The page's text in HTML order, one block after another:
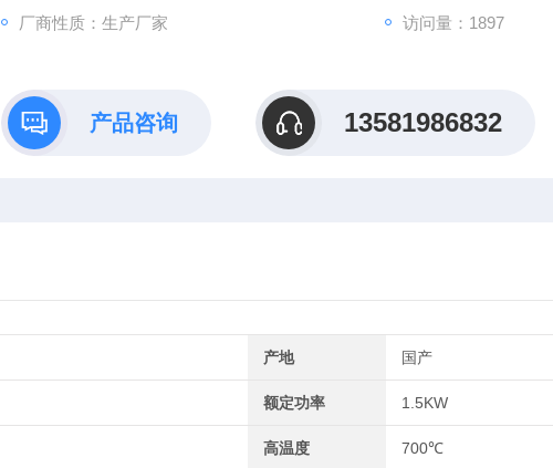
厂商性质：生产厂家 访问量：1897
产品咨询 13581986832
产地 国产
额定功率 1.5KW
高温度 700℃